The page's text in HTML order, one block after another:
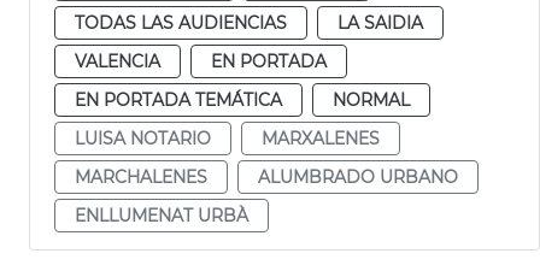
TODAS LAS AUDIENCIAS
LA SAIDIA
VALENCIA
EN PORTADA
EN PORTADA TEMÁTICA
NORMAL
LUISA NOTARIO
MARXALENES
MARCHALENES
ALUMBRADO URBANO
ENLLUMENAT URBÀ